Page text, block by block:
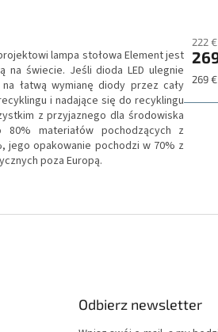
lampa stołowa Element jest
na świecie. Jeśli dioda LED ulegnie
łatwą wymianę diody przez cały
i nadające się do recyklingu
z przyjaznego dla środowiska
materiałów pochodzących z
jego opakowanie pochodzi w 70% z
poza Europą.
222
Cena
269
Odbierz newsletter